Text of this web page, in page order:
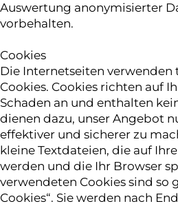
Auswertung anonymisierter
vorbehalten.
Cookies
Die Internetseiten verwenden
Cookies. Cookies richten auf
Schaden an und enthalten
dienen dazu, unser Angebot
effektiver und sicherer zu
kleine Textdateien, die auf
werden und die Ihr Browser
verwendeten Cookies sind so
Cookies“. Sie werden nach